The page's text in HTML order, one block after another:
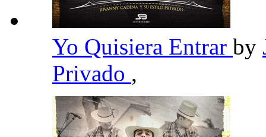
Yo Quisiera Entrar by
Privado ,